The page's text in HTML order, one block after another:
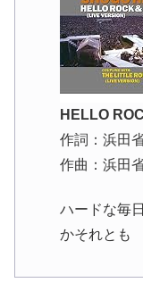
HELLO
作詞：浜田
作曲：浜田
ハードな毎
かそれとも